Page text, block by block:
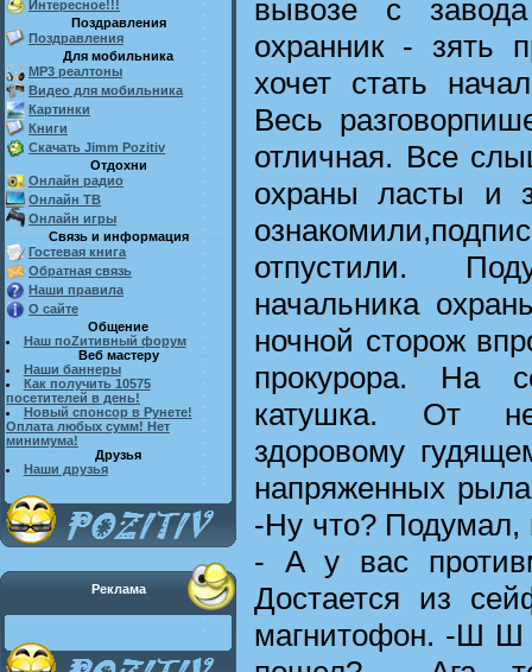
Интересное!!!
Поздравления
Поздравления
Для мобильника
MP3 реалтоны
Видео для мобильника
Картинки
Книги
Скачать Jimm Pozitiv
Отдохни
Онлайн радио
Онлайн ТВ
Онлайн игры
Связь и информация
Гостевая книга
Обратная связь
Наши правила
О сайте
Общение
Наш поZитивный форум
Веб мастеру
Наши баннеры
Как получить 10575
посетителей в день!
Новый спонсор в Рунете!
Оплата любых сумм! Нет
минимума!
Друзья
Наши друзья
Реклама
вывозе с
охранник - зять
хочет стать
Весь
отличная. Все
охраны ласты и
отпустили.
начальника
ночной сторож
прокурора. На
катушка. От
здоровому
напряженных
-Ну что? Подумал,
- А у вас
Достается из
магнитофон. -Ш